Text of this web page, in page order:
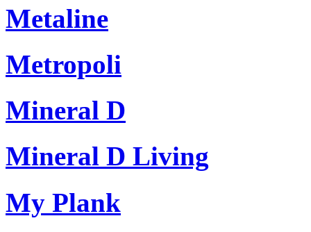
Metaline
Metropoli
Mineral D
Mineral D Living
My Plank